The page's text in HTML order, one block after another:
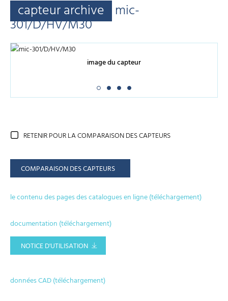
capteur archive mic-
301/D/HV/M30
image du capteur
RETENIR POUR LA COMPARAISON DES CAPTEURS
COMPARAISON DES CAPTEURS
le contenu des pages des catalogues en ligne (téléchargement)
documentation (téléchargement)
NOTICE D'UTILISATION
données CAD (téléchargement)